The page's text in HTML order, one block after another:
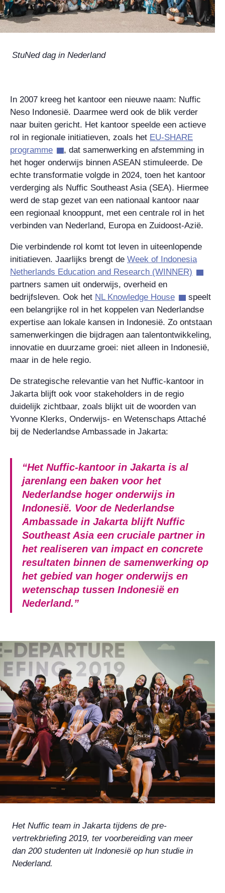
StuNed dag in Nederland
In 2007 kreeg het kantoor een nieuwe naam: Nuffic
Neso Indonesië. Daarmee werd ook de blik verder
naar buiten gericht. Het kantoor speelde een actieve
rol in regionale initiatieven, zoals het EU-SHARE
programme
, dat samenwerking en afstemming in
het hoger onderwijs binnen ASEAN stimuleerde. De
echte transformatie volgde in 2024, toen het kantoor
verderging als Nuffic Southeast Asia (SEA). Hiermee
werd de stap gezet van een nationaal kantoor naar
een regionaal knooppunt, met een centrale rol in het
verbinden van Nederland, Europa en Zuidoost-Azië.
Die verbindende rol komt tot leven in uiteenlopende
initiatieven. Jaarlijks brengt de Week of Indonesia
Netherlands Education and Research (WINNER)
partners samen uit onderwijs, overheid en
bedrijfsleven. Ook het NL Knowledge House
speelt
een belangrijke rol in het koppelen van Nederlandse
expertise aan lokale kansen in Indonesië. Zo ontstaan
samenwerkingen die bijdragen aan talentontwikkeling,
innovatie en duurzame groei: niet alleen in Indonesië,
maar in de hele regio.
De strategische relevantie van het Nuffic-kantoor in
Jakarta blijft ook voor stakeholders in de regio
duidelijk zichtbaar, zoals blijkt uit de woorden van
Yvonne Klerks, Onderwijs- en Wetenschaps Attaché
bij de Nederlandse Ambassade in Jakarta:
“Het Nuffic-kantoor in Jakarta is al
jarenlang een baken voor het
Nederlandse hoger onderwijs in
Indonesië. Voor de Nederlandse
Ambassade in Jakarta blijft Nuffic
Southeast Asia een cruciale partner in
het realiseren van impact en concrete
resultaten binnen de samenwerking op
het gebied van hoger onderwijs en
wetenschap tussen Indonesië en
Nederland.”
Het Nuffic team in Jakarta tijdens de pre-
vertrekbriefing 2019, ter voorbereiding van meer
dan 200 studenten uit Indonesië op hun studie in
Nederland.